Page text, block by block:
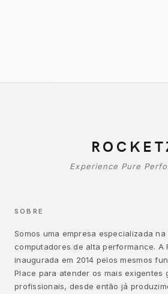
Experience Pure
SOBRE
Somos uma empresa especializada
computadores de alta performance. A
inaugurada em 2014 pelos mesmos
Place para atender os mais exigentes
profissionais, desde então já